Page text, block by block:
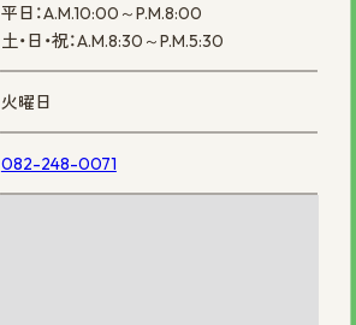
ご相談・店舗予約はこちら
平日：A.M.10:00～P.M.8:00
土・日・祝：A.M.8:30～P.M.5:30
火曜日
082-248-0071